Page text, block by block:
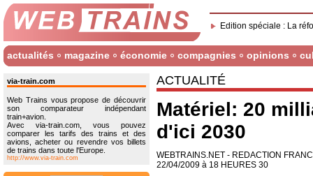
Edition spéciale : La
actualités magazine économie compagnies opinions
via-train.com
Web Trains vous propose de découvrir
son comparateur indépendant
train+avion.
Avec via-train.com, vous pouvez
comparer les tarifs des trains et des
avions, acheter ou revendre vos billets
de trains dans toute l'Europe.
http://www.via-train.com
ACTUALITÉ
Matériel: 20
d'ici 2030
WEBTRAINS.NET - REDACTION
22/04/2009 à 18 HEURES 30